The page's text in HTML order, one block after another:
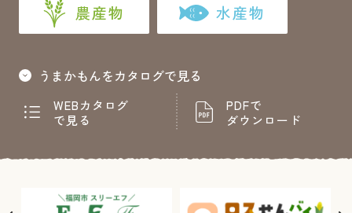
農産物 水産物
うまかもんをカタログで見る
WEBカタログ
で見る
PDFで
ダウンロード